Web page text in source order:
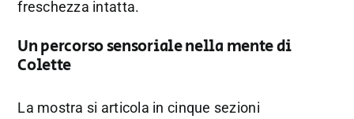
freschezza intatta.
Un percorso sensoriale nella mente di
Colette
La mostra si articola in cinque sezioni